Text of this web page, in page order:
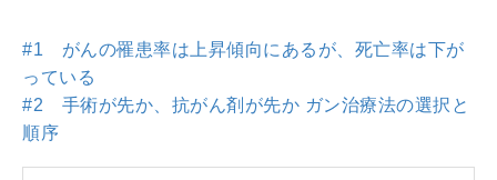
#1 がんの罹患率は上昇傾向にあるが、死亡率は下が
っている
#2 手術が先か、抗がん剤が先か ガン治療法の選択と
順序